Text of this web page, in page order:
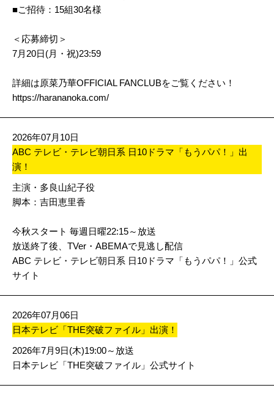
■ご招待：15組30名様
＜応募締切＞
7月20日(月・祝)23:59
詳細は原菜乃華OFFICIAL FANCLUBをご覧ください！
https://harananoka.com/
2026年07月10日
ABC テレビ・テレビ朝日系 日10ドラマ「もうパパ！」出
演！
主演・多良山紀子役
脚本：吉田恵里香
今秋スタート 毎週日曜22:15～放送
放送終了後、TVer・ABEMAで見逃し配信
ABC テレビ・テレビ朝日系 日10ドラマ「もうパパ！」公式
サイト
2026年07月06日
日本テレビ「THE突破ファイル」出演！
2026年7月9日(木)19:00～放送
日本テレビ「THE突破ファイル」公式サイト